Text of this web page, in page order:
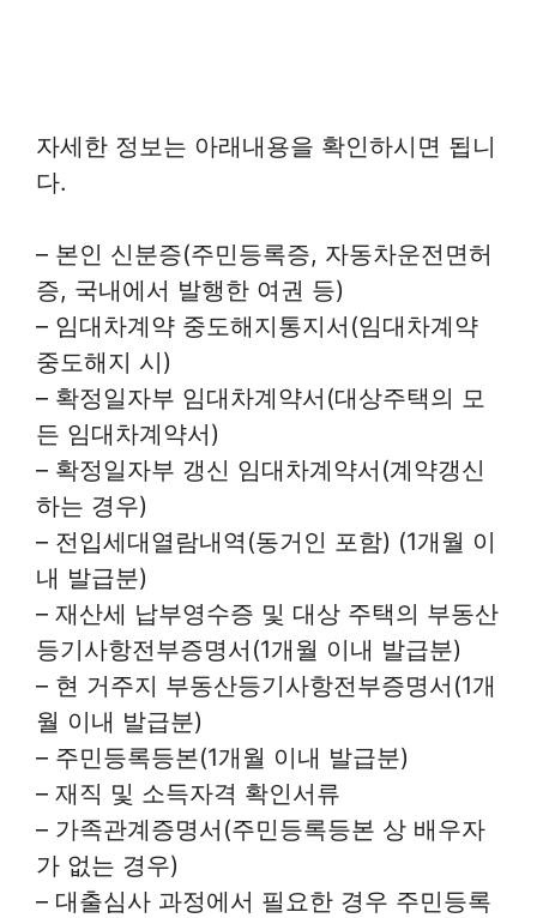
자세한 정보는 아래내용을 확인하시면 됩니
다.
– 본인 신분증(주민등록증, 자동차운전면허
증, 국내에서 발행한 여권 등)
– 임대차계약 중도해지통지서(임대차계약
중도해지 시)
– 확정일자부 임대차계약서(대상주택의 모
든 임대차계약서)
– 확정일자부 갱신 임대차계약서(계약갱신
하는 경우)
– 전입세대열람내역(동거인 포함) (1개월 이
내 발급분)
– 재산세 납부영수증 및 대상 주택의 부동산
등기사항전부증명서(1개월 이내 발급분)
– 현 거주지 부동산등기사항전부증명서(1개
월 이내 발급분)
– 주민등록등본(1개월 이내 발급분)
– 재직 및 소득자격 확인서류
– 가족관계증명서(주민등록등본 상 배우자
가 없는 경우)
– 대출심사 과정에서 필요한 경우 주민등록